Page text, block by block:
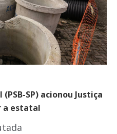
SP) acionou Justiça
a estatal